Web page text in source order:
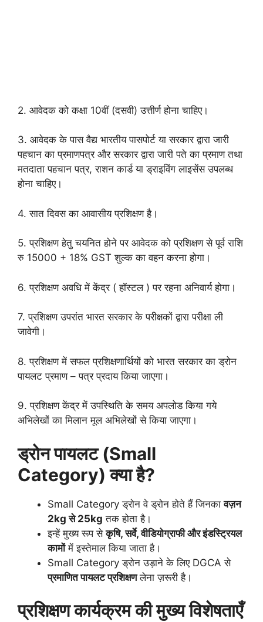
2. आवेदक को कक्षा 10वीं (दसवी) उत्तीर्ण होना चाहिए।
3. आवेदक के पास वैद्य भारतीय पासपोर्ट या सरकार द्वारा जारी
पहचान का प्रमाणपत्र और सरकार द्वारा जारी पते का प्रमाण तथा
मतदाता पहचान पत्र, राशन कार्ड या ड्राइविंग लाइसेंस उपलब्ध
होना चाहिए।
4. सात दिवस का आवासीय प्रशिक्षण है।
5. प्रशिक्षण हेतु चयनित होने पर आवेदक को प्रशिक्षण से पूर्व राशि
रु 15000 + 18% GST शुल्क का वहन करना होगा।
6. प्रशिक्षण अवधि में केंद्र ( हॉस्टल ) पर रहना अनिवार्य होगा।
7. प्रशिक्षण उपरांत भारत सरकार के परीक्षकों द्वारा परीक्षा ली
जावेगी।
8. प्रशिक्षण में सफल प्रशिक्षणार्थियों को भारत सरकार का ड्रोन
पायलट प्रमाण – पत्र प्रदाय किया जाएगा।
9. प्रशिक्षण केंद्र में उपस्थिति के समय अपलोड किया गये
अभिलेखों का मिलान मूल अभिलेखों से किया जाएगा।
ड्रोन पायलट (Small
Category) क्या है?
Small Category ड्रोन वे ड्रोन होते हैं जिनकावज़न
2kg से 25kg तक होता है।
इन्हें मुख्य रूप सेकृषि, सर्वे, वीडियोग्राफी और इंडस्ट्रियल
कामोंमें इस्तेमाल किया जाता है।
Small Category ड्रोन उड़ाने के लिए DGCA से
प्रमाणित पायलट प्रशिक्षणलेना ज़रूरी है।
प्रशिक्षण कार्यक्रम की मुख्य विशेषताएँ